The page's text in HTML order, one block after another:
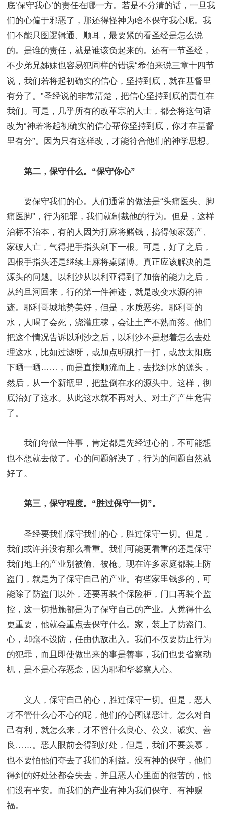
底‘保守我心’的责任在哪一方。若是不分清的话，一旦我
们的心偏于邪恶了，那还得怪神为啥不保守我心呢。我
们不能只图逻辑通、顺耳，最要紧的看圣经是怎么说
的。是谁的责任，就是谁该负起来的。还有一节圣经，
不少弟兄姊妹也容易犯同样的错误“希伯来说三章十四节
说，我们若将起初确实的信心，坚持到底，就在基督里
有分了。”圣经说的非常清楚，把信心坚持到底的责任在
我们。可是，几乎所有的改革宗的人士，都会将这句话
改为“神若将起初确实的信心帮你坚持到底，你才在基督
里有分”。因为只有这样改，才能符合他们的神学思想。
第二，保守什么。“保守你心”
要保守我们的心。人们通常的做法是“头痛医头、脚
痛医脚”，行为犯罪，我们就制裁他的行为。但是，这样
治标不治本，有的人因为打麻将赌钱，搞得倾家荡产、
家破人亡，气得把手指头剁下一根。可是，好了之后，
四根手指头还是继续上麻将桌赌博。真正应该解决的是
源头的问题。以利沙从以利亚得到了加倍的能力之后，
从约旦河回来，行的第一件神迹，就是改变水源的神
迹。耶利哥城地势美好，但是，水质恶劣。耶利哥的
水，人喝了会死，浇灌庄稼，会让土产不熟而落。他们
把这个情况告诉以利沙之后，以利沙不是想着怎么去处
理这水，比如过滤呀，或加点明矾打一打，或放太阳底
下晒一晒……，而是直接顺流而上，去找到水的源头，
然后，从一个新瓶里，把盐倒在水的源头中。这样，彻
底治好了这水。从此这水就不再对人、对土产产生危害
了。
我们每做一件事，肯定都是先经过心的，不可能想
也不想就去做了。心的问题解决了，行为的问题自然就
好了。
第三，保守程度。“胜过保守一切”。
圣经要我们保守我们的心，胜过保守一切。但是，
我们或许并没有那么看重。我们可能更看重的还是保守
我们地上的产业别被偷、被枪。现在许多家庭都装上防
盗门，就是为了保守自己的产业。有些家里钱多的，可
能除了防盗门以外，还要再装个保险柜，门口再装个监
控，这一切措施都是为了保守自己的产业。人觉得什么
更重要，他就会重点去保守什么。家，装上了防盗门。
心，却毫不设防，任由仇敌出入。我们不仅要防止行为
的犯罪，而且即使做出来的事是善事，我们也要省察动
机，是不是心存恶念，因为耶和华鉴察人心。
义人，保守自己的心，胜过保守一切。但是，恶人
才不管什么心不心的呢，他们的心图谋恶计。怎么对自
己有利，就怎么来，才不管什么良心、公义、诚实、善
良……。恶人眼前会得到好处，但是，我们不要羡慕，
也不要怕他们夺去了我们的利益。没有神的保守，他们
得到的好处还都会失去，并且恶人心里面的很苦的，他
们没有平安。而我们的产业有神为我们保守、有神赐
福。